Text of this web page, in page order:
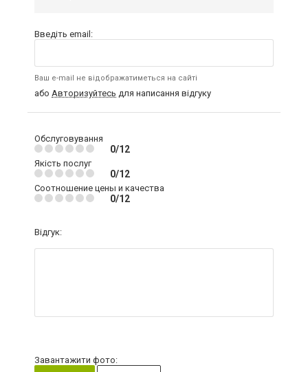
Введіть email:
Ваш e-mail не відображатиметься на сайті
або Авторизуйтесь для написання відгуку
Обслуговування
0/12
Якість послуг
0/12
Соотношение цены и качества
0/12
Відгук:
Завантажити фото: